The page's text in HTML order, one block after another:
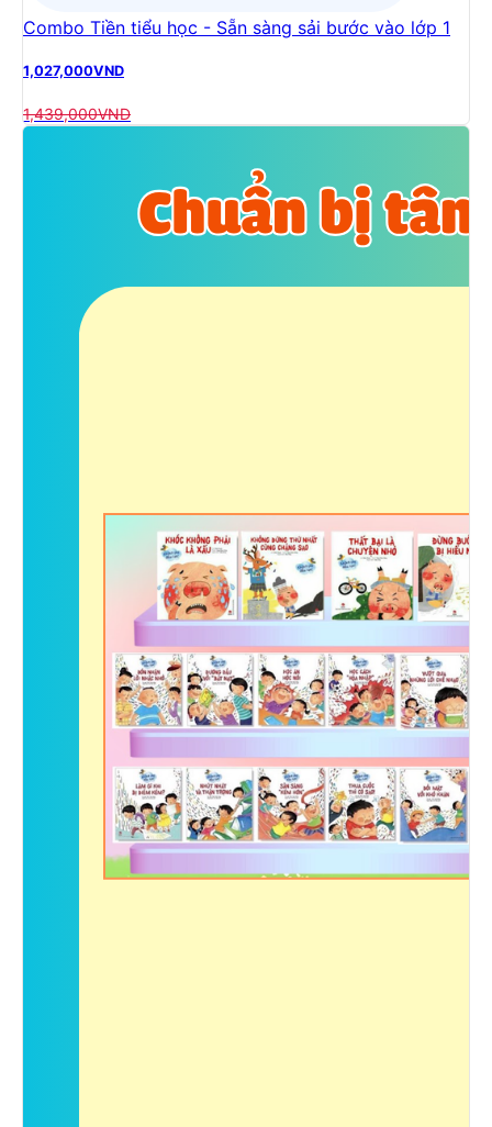
Combo Tiền tiểu học - Sẵn sàng sải bước vào lớp 1
1,027,000VND
1,439,000VND